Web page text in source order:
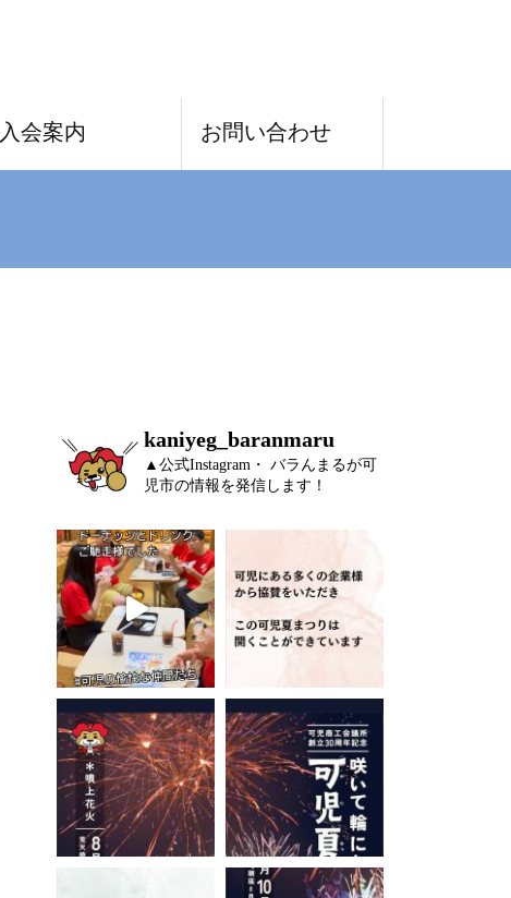
入会案内 お問い合わせ
kaniyeg_baranmaru
▲公式Instagram・ バラんまるが可
児市の情報を発信します！